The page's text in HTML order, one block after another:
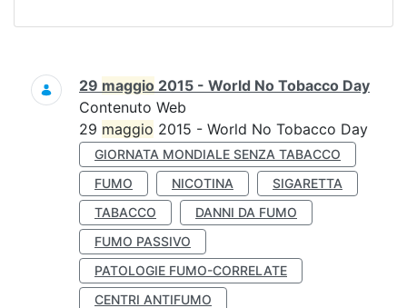
Ricerca
29 maggio 2015 - World No Tobacco Day
Contenuto Web
29 maggio 2015 - World No Tobacco Day
GIORNATA MONDIALE SENZA TABACCO
FUMO
NICOTINA
SIGARETTA
TABACCO
DANNI DA FUMO
FUMO PASSIVO
PATOLOGIE FUMO-CORRELATE
CENTRI ANTIFUMO